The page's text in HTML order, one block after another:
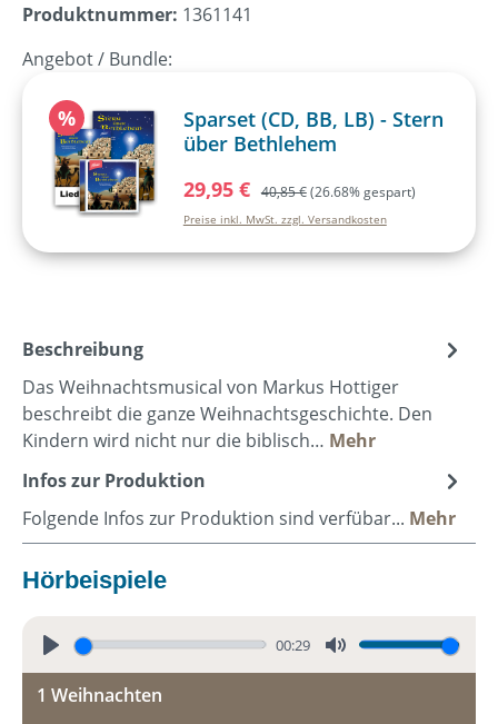
Produktnummer: 1361141
Angebot / Bundle:
Rabatt
%
Sparset (CD, BB, LB) - Stern
über Bethlehem
Verkaufspreis:
29,95 € Regulärer Preis:
40,85 €(26.68% gespart)
Preise inkl. MwSt. zzgl. Versandkosten
Beschreibung
Das Weihnachtsmusical von Markus Hottiger
beschreibt die ganze Weihnachtsgeschichte. Den
Kindern wird nicht nur die biblisch… Mehr
Infos zur Produktion
Folgende Infos zur Produktion sind verfübar... Mehr
Hörbeispiele
P
l
00:29
M
1 Weihnachten